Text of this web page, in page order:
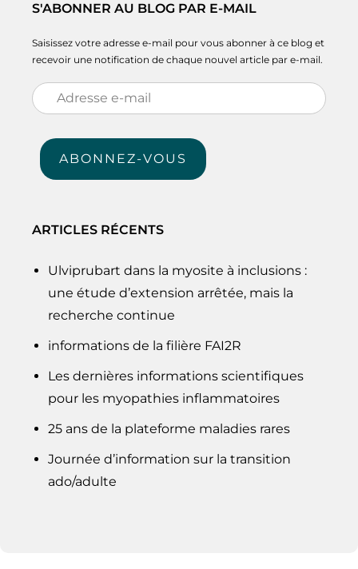
S'ABONNER AU BLOG PAR E-MAIL
Saisissez votre adresse e-mail pour vous abonner à ce blog et
recevoir une notification de chaque nouvel article par e-mail.
Adresse
e-
mail
ABONNEZ-VOUS
ARTICLES RÉCENTS
Ulviprubart dans la myosite à inclusions :
une étude d’extension arrêtée, mais la
recherche continue
informations de la filière FAI2R
Les dernières informations scientifiques
pour les myopathies inflammatoires
25 ans de la plateforme maladies rares
Journée d’information sur la transition
ado/adulte